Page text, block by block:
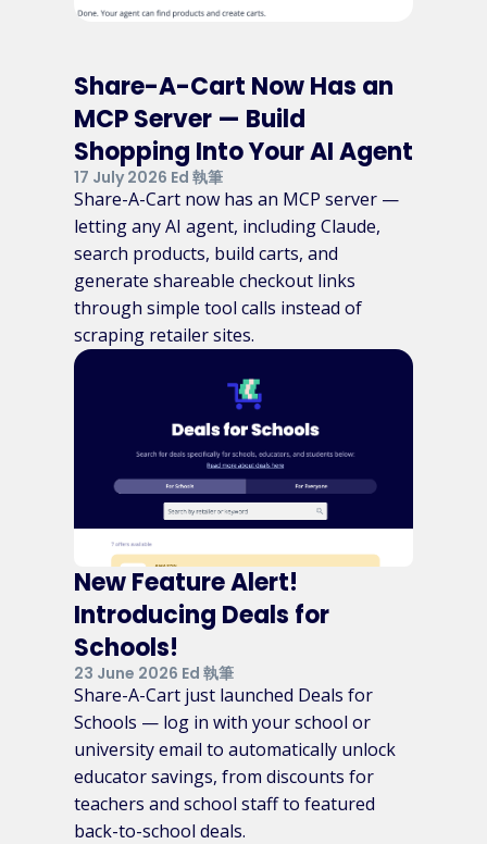
Share-A-Cart Now Has an
MCP Server — Build
Shopping Into Your AI Agent
17 July 2026 Ed 執筆
Share-A-Cart now has an MCP server —
letting any AI agent, including Claude,
search products, build carts, and
generate shareable checkout links
through simple tool calls instead of
scraping retailer sites.
New Feature Alert!
Introducing Deals for
Schools!
23 June 2026 Ed 執筆
Share-A-Cart just launched Deals for
Schools — log in with your school or
university email to automatically unlock
educator savings, from discounts for
teachers and school staff to featured
back-to-school deals.